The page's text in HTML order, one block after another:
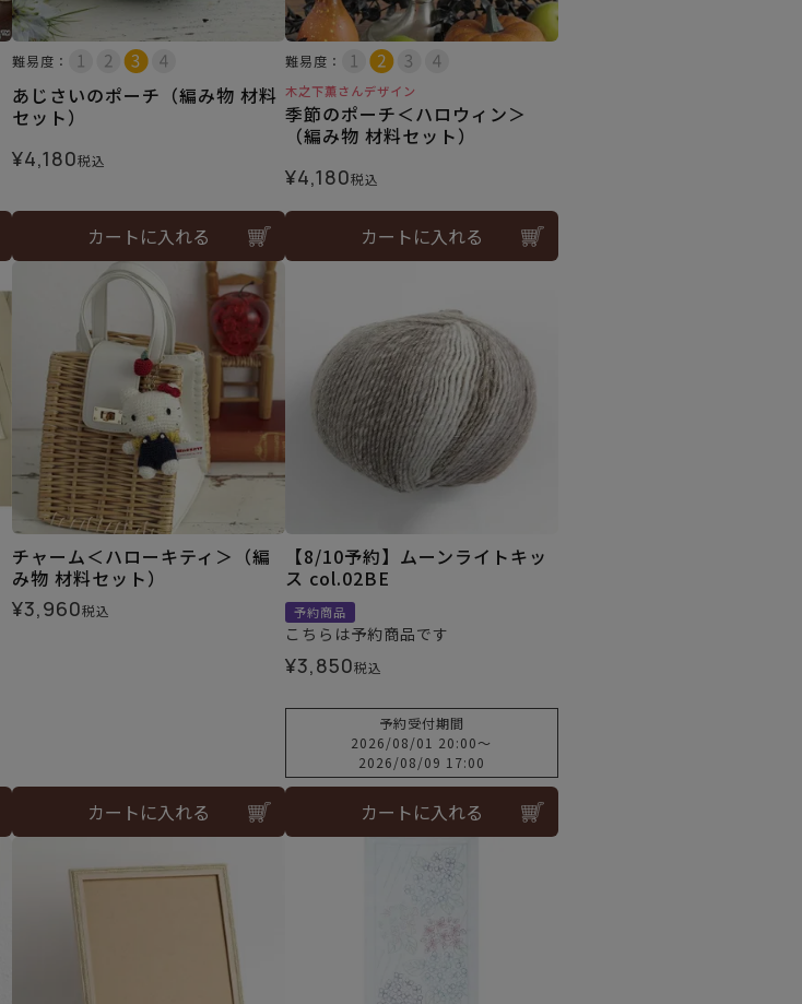
難易度：
あじさいのポーチ（編み物 材料
セット）
¥4,180税込
カートに入れる
難易度：
木之下薫さんデザイン
季節のポーチ＜ハロウィン＞
（編み物 材料セット）
¥4,180税込
カートに入れる
チャーム＜ハローキティ＞（編
み物 材料セット）
¥3,960税込
カートに入れる
【8/10予約】ムーンライトキッ
ス col.02BE
予約商品
こちらは予約商品です
¥3,850税込
予約受付期間
2026/08/01 20:00〜
2026/08/09 17:00
カートに入れる